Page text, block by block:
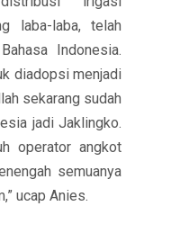
laba-laba, telah
Indonesia.
diadopsi menjadi
sekarang sudah
jadi Jaklingko.
operator angkot
semuanya
ucap Anies.